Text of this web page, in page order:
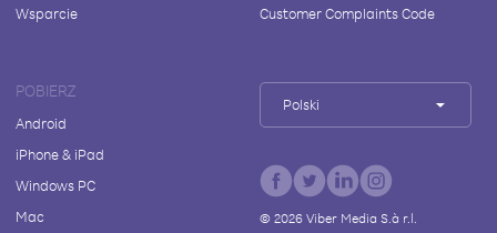
Wsparcie
Customer Complaints Code
POBIERZ
Android
iPhone & iPad
Windows PC
Mac
Polski
© 2026Viber Media S.à r.l.